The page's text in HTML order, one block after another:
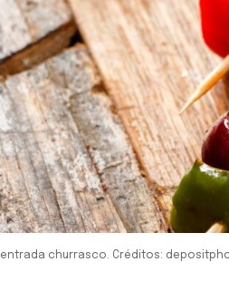
entrada churrasco. Créditos: